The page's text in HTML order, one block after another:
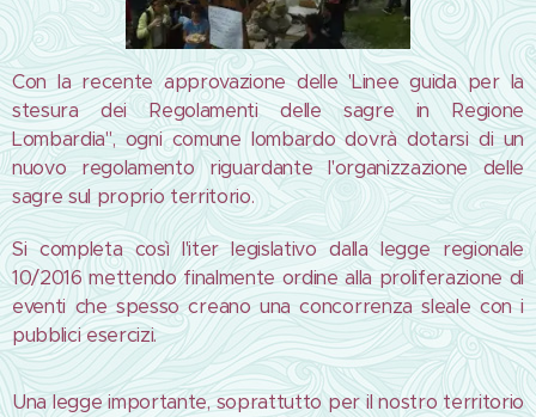
Con la recente approvazione delle 'Linee guida per la
stesura dei Regolamenti delle sagre in Regione
Lombardia", ogni comune lombardo dovrà dotarsi di un
nuovo regolamento riguardante l'organizzazione delle
sagre sul proprio territorio.
Si completa così l'iter legislativo dalla legge regionale
10/2016 mettendo finalmente ordine alla proliferazione di
eventi che spesso creano una concorrenza sleale con i
pubblici esercizi.
Una legge importante, soprattutto per il nostro territorio